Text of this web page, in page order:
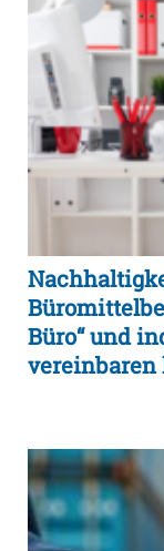
Büro“ und
vereinbaren